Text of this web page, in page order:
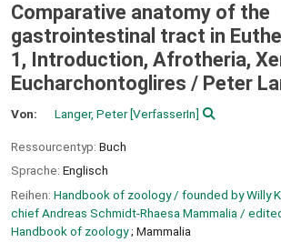
Comparative anatomy of the
gastrointestinal tract in
1, Introduction, Afrotheria,
Eucharchontoglires / Peter
Von: Langer, Peter[VerfasserIn]
Ressourcentyp: Buch
Sprache: Englisch
Reihen: Handbook of zoology / founded by Willy
chief Andreas Schmidt-Rhaesa Mammalia /
Handbook of zoology; Mammalia